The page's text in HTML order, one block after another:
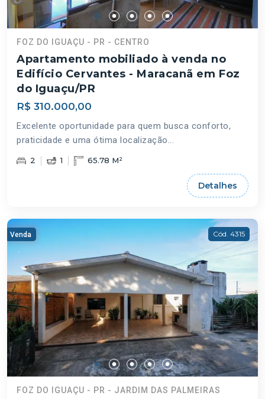
FOZ DO IGUAÇU - PR - CENTRO
Apartamento mobiliado à venda no
Edifício Cervantes - Maracanã em Foz
do Iguaçu/PR
R$ 310.000,00
Excelente oportunidade para quem busca conforto,
praticidade e uma ótima localização...
2 1 65.78 M²
Detalhes
Venda Cód. 4315
FOZ DO IGUAÇU - PR - JARDIM DAS PALMEIRAS